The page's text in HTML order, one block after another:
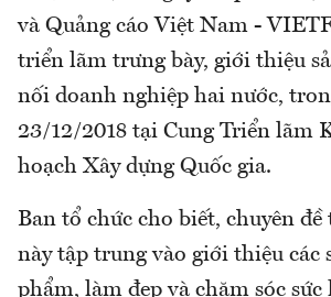
và Quảng cáo Việt Nam -
triển lãm trưng bày, giới thiệu
nối doanh nghiệp hai nước,
23/12/2018 tại Cung Triển lãm
hoạch Xây dựng Quốc gia.
Ban tổ chức cho biết, chuyên
này tập trung vào giới thiệu các
phẩm, làm đẹp và chăm sóc sức